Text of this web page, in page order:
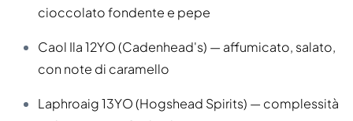
cioccolato fondente e pepe
Caol Ila 12YO (Cadenhead's) — affumicato, salato,
con note di caramello
Laphroaig 13YO (Hogshead Spirits) — complessità